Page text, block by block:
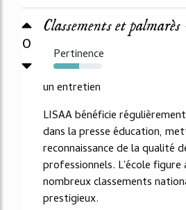
0
Classements et
Pertinence
53%
un entretien
LISAA bénéficie
dans la presse éducation,
reconnaissance de la qualité
professionnels. L'école figure
nombreux classements
prestigieux.